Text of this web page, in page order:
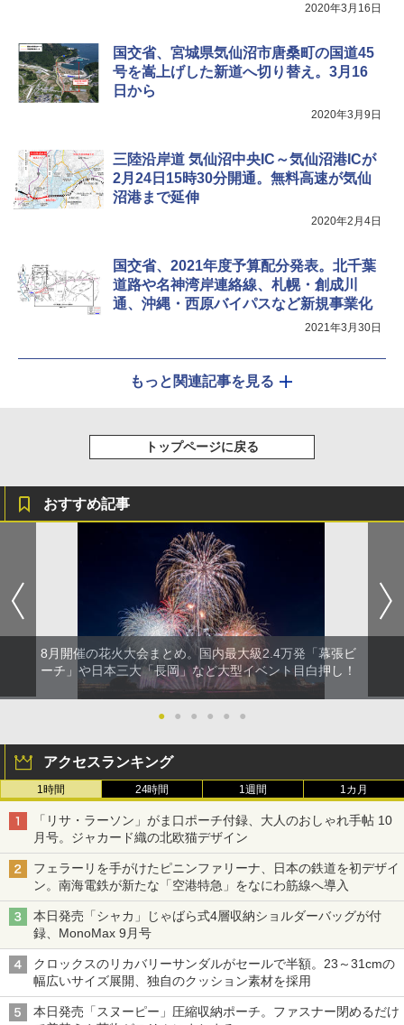
2020年3月16日
国交省、宮城県気仙沼市唐桑町の国道45
号を嵩上げした新道へ切り替え。3月16
日から
2020年3月9日
三陸沿岸道 気仙沼中央IC～気仙沼港ICが
2月24日15時30分開通。無料高速が気仙
沼港まで延伸
2020年2月4日
国交省、2021年度予算配分発表。北千葉
道路や名神湾岸連絡線、札幌・創成川
通、沖縄・西原バイパスなど新規事業化
2021年3月30日
もっと関連記事を見る
トップページに戻る
おすすめ記事
8月開催の花火大会まとめ。国内最大級2.4万発「幕張ビ
ーチ」や日本三大「長岡」など大型イベント目白押し！
● ● ● ● ● ●
アクセスランキング
1時間 24時間 1週間 1カ月
「リサ・ラーソン」がま口ポーチ付録、大人のおしゃれ手帖 10
月号。ジャカード織の北欧猫デザイン
フェラーリを手がけたピニンファリーナ、日本の鉄道を初デザイ
ン。南海電鉄が新たな「空港特急」をなにわ筋線へ導入
本日発売「シャカ」じゃばら式4層収納ショルダーバッグが付
録、MonoMax 9月号
クロックスのリカバリーサンダルがセールで半額。23～31cmの
幅広いサイズ展開、独自のクッション素材を採用
本日発売「スヌーピー」圧縮収納ポーチ。ファスナー閉めるだけ